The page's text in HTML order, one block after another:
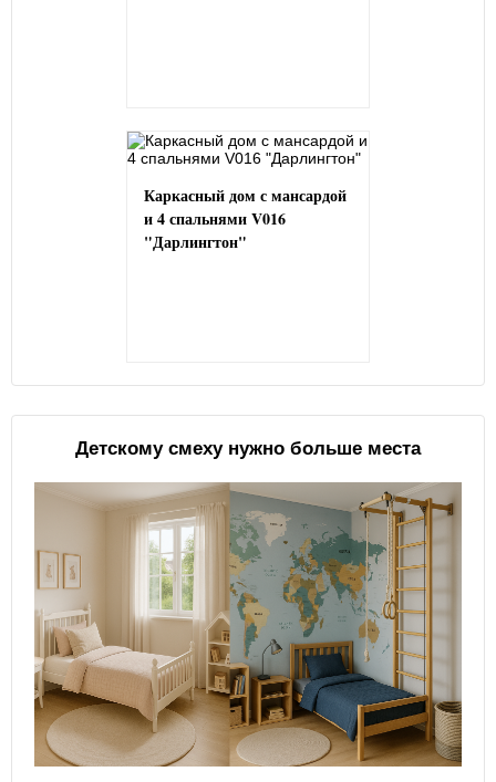
Каркасный дом с мансардой
и 4 спальнями V016
"Дарлингтон"
Детскому смеху нужно больше места